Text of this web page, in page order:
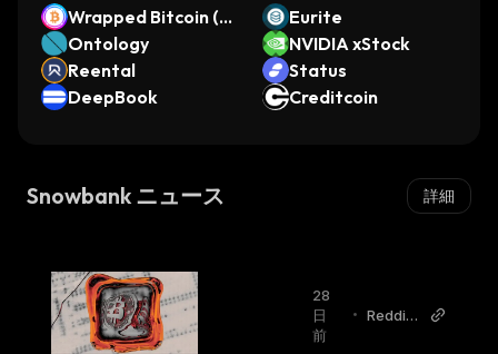
Wrapped Bitcoin (P
ulseChain)
Eurite
Ontology
NVIDIA xStock
Reental
Status
DeepBook
Creditcoin
Snowbank ニュース 詳細
28
日
前
•
Reddit